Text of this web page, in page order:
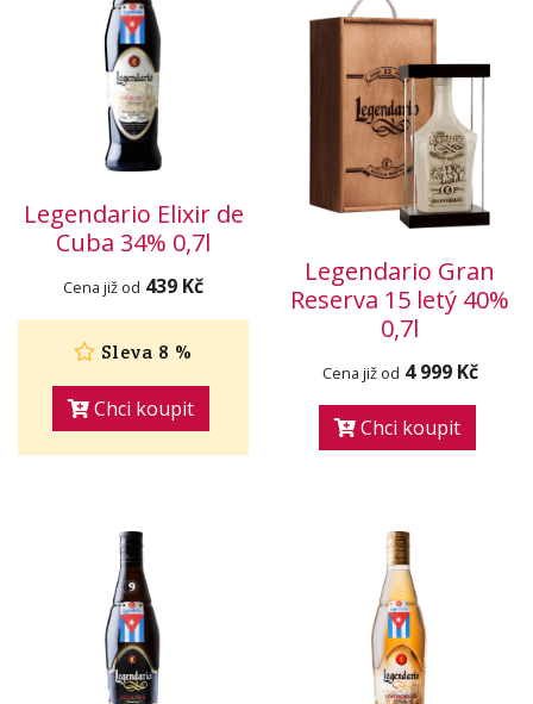
Legendario Elixir de
Cuba 34% 0,7l
Cena již od 439 Kč
Sleva 8 %
Chci koupit
Legendario Gran
Reserva 15 letý 40%
0,7l
Cena již od 4 999 Kč
Chci koupit